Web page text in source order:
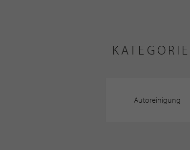
Autoreinigung